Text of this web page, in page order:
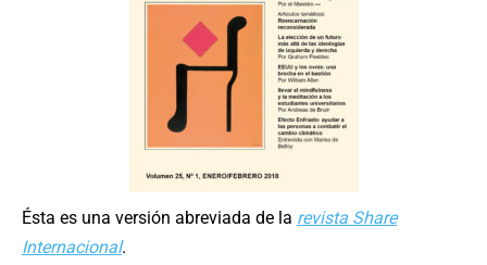
Ésta es una versión abreviada de la revista Share
Internacional.